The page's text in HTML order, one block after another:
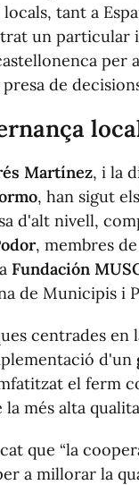
tant a
un particular
per
de
Martínez, i la
, han sigut
d'alt nivell,
, membres
Fundación
de Municipis i
centrades en
d'un
el ferm
més alta
que “la
a millorar la